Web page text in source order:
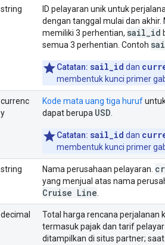
string
ID pelayaran unik untuk
dengan tanggal mulai dan
memiliki 3 perhentian, sail id
semua 3 perhentian. Contoh
Catatan: sail_id dan
membentuk kunci primer
currenc
y
Kode mata uang tiga huruf
dapat berupa USD
Catatan: sail_id dan
membentuk kunci primer
string Nama perusahaan pelayaran.
yang menjual atas nama
Cruise Line
decimal
Total harga rencana perjalanan
termasuk pajak dan tarif
ditampilkan di situs partner;